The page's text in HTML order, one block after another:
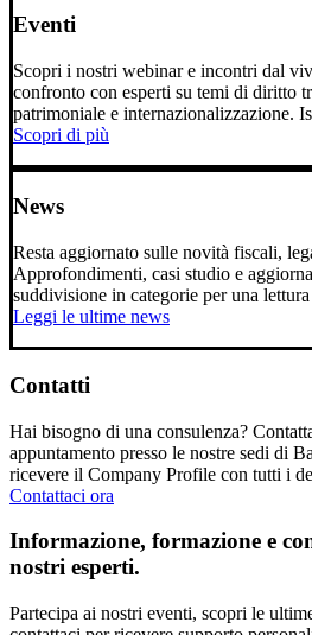
Eventi
Scopri i nostri webinar e incontri dal
confronto con esperti su temi di diritto
patrimoniale e internazionalizzazione.
Scopri di più
News
Resta aggiornato sulle novità fiscali,
Approfondimenti, casi studio e
suddivisione in categorie per una
Leggi le ultime news
Contatti
Hai bisogno di una consulenza?
appuntamento presso le nostre sedi di
ricevere il Company Profile con tutti i
Contattaci ora
Informazione, formazione e
nostri esperti.
Partecipa ai nostri eventi, scopri le